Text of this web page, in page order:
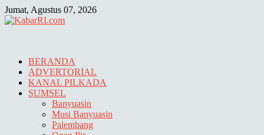
Skip
to
Jumat, Agustus 07, 2026
BERANDA
ADVERTORIAL
KANAL PILKADA
SUMSEL
Banyuasin
Musi Banyuasin
Palembang